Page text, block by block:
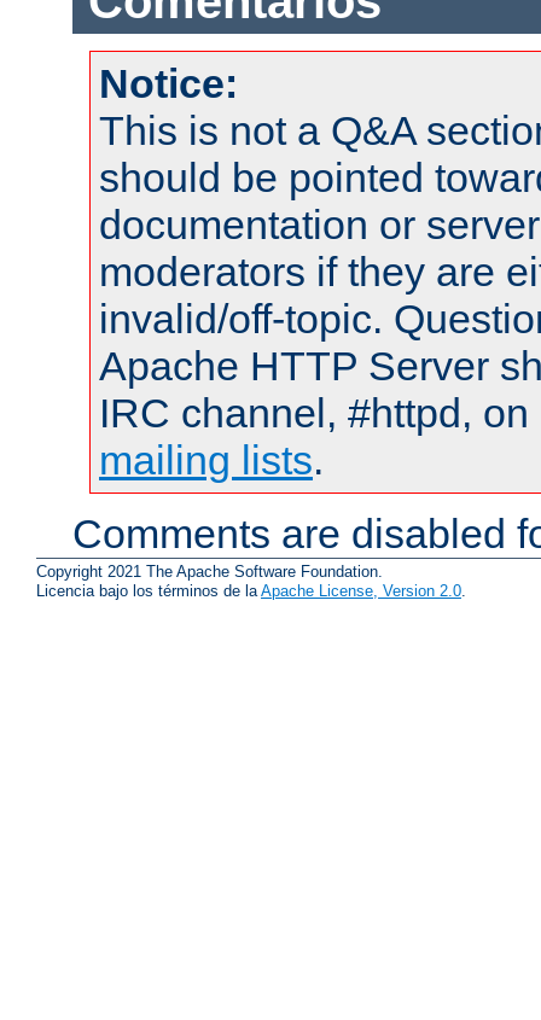
Notice:
This is not a Q&A
should be pointed
documentation or
moderators if they are
invalid/off-topic.
Apache HTTP Server
IRC channel, #httpd,
mailing lists.
Comments are disabled
Copyright 2021 The Apache Software Foundation.
Licencia bajo los términos de la Apache License, Version 2.0